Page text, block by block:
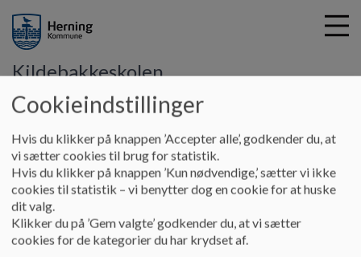
Kildebakkeskolen
SFO Værdigrundlag
Værdigrundlag
Værdigrundlag for Kildebakkens skole, SFO og børnehave.
Cookieindstillinger
Hvis du klikker på knappen ’Accepter alle’, godkender du, at
vi sætter cookies til brug for statistik.
Hvis du klikker på knappen ’Kun nødvendige,’ sætter vi ikke
cookies til statistik – vi benytter dog en cookie for at huske
dit valg.
Klikker du på ’Gem valgte’ godkender du, at vi sætter
cookies for de kategorier du har krydset af.